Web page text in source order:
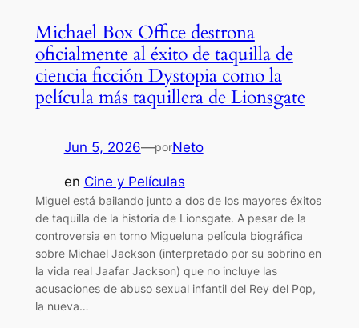
Michael Box Office destrona
oficialmente al éxito de taquilla de
ciencia ficción Dystopia como la
película más taquillera de Lionsgate
Jun 5, 2026—porNeto
en Cine y Películas
Miguel está bailando junto a dos de los mayores éxitos
de taquilla de la historia de Lionsgate. A pesar de la
controversia en torno Migueluna película biográfica
sobre Michael Jackson (interpretado por su sobrino en
la vida real Jaafar Jackson) que no incluye las
acusaciones de abuso sexual infantil del Rey del Pop,
la nueva…